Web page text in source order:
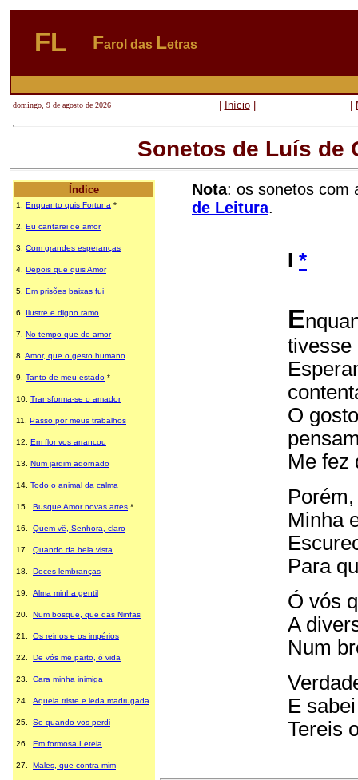
FL Farol das Letras
domingo, 9 de agosto de 2026 Início|
Sonetos de Luís de
Índice
1. Enquanto quis Fortuna *
2. Eu cantarei de amor
3. Com grandes esperanças
4. Depois que quis Amor
5. Em prisões baixas fui
6. Ilustre e digno ramo
7. No tempo que de amor
8. Amor, que o gesto humano
9. Tanto de meu estado *
10. Transforma-se o amador
11. Passo por meus trabalhos
12. Em flor vos arrancou
13. Num jardim adornado
14. Todo o animal da calma
15. Busque Amor novas artes *
16. Quem vê, Senhora, claro
17. Quando da bela vista
18. Doces lembranças
19. Alma minha gentil
20. Num bosque, que das Ninfas
21. Os reinos e os impérios
22. De vós me parto, ó vida
23. Cara minha inimiga
24. Aquela triste e leda madrugada
25. Se quando vos perdi
26. Em formosa Leteia
27. Males, que contra mim
Nota: os sonetos com
de Leitura.
I *
E
tivesse
O
Me fez
Minha
Para
Ó vós
A
Num
E
Tereis